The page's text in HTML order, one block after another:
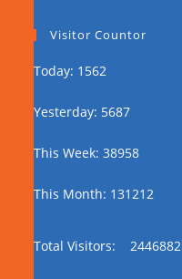
Visitor Countor
Today: 1562
Yesterday: 5687
This Week: 38958
This Month: 131212
Total Visitors: 2446882